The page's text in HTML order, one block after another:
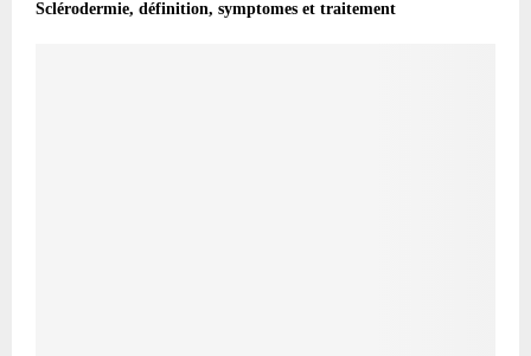
Sclérodermie, définition, symptomes et traitement